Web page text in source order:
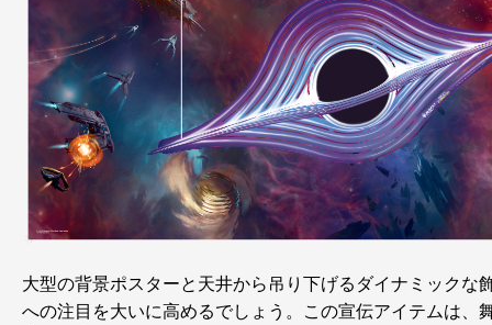
大型の背景ポスターと天井から吊り下げるダイナミックな
への注目を大いに高めるでしょう。この宣伝アイテムは、